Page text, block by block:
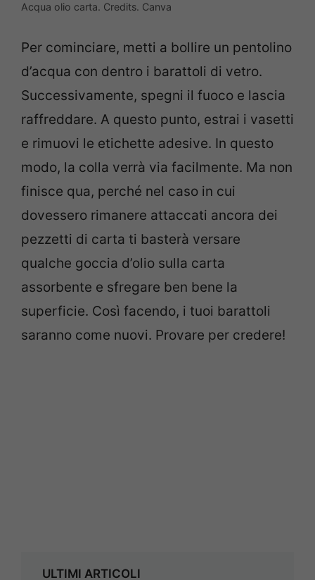
Acqua olio carta. Credits. Canva
Per cominciare, metti a bollire un pentolino
d’acqua con dentro i barattoli di vetro.
Successivamente, spegni il fuoco e lascia
raffreddare. A questo punto, estrai i vasetti
e rimuovi le etichette adesive. In questo
modo, la colla verrà via facilmente. Ma non
finisce qua, perché nel caso in cui
dovessero rimanere attaccati ancora dei
pezzetti di carta ti basterà versare
qualche goccia d’olio sulla carta
assorbente e sfregare ben bene la
superficie. Così facendo, i tuoi barattoli
saranno come nuovi. Provare per credere!
ULTIMI ARTICOLI